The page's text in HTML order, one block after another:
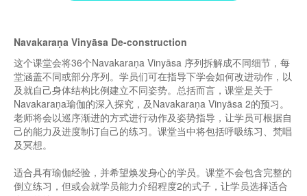
Navakaraṇa Vinyāsa De-construction
这个课堂会将36个Navakaraṇa Vinyāsa 序列拆解成不同细节，每
堂涵盖不同或部分序列。学员们可在指导下学会如何改进动作，以
及就自己身体结构比例建立不同姿势。总括而言，课堂是关于
Navakaraṇa瑜伽的深入探究，及Navakaraṇa Vinyāsa 2的预习。
老师将会以巡序渐进的方式进行动作及姿势指导，让学员可根据自
己的能力及进度制订自己的练习。课堂当中将包括呼吸练习、梵唱
及冥想。
适合具有瑜伽经验，并希望焕发身心的学员。课堂不会包含完整的
倒立练习，但或会就学员能力介绍程度2的式子，让学员选择适合